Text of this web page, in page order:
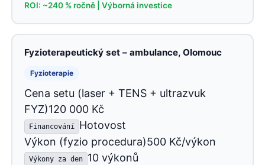
ROI: ~240 % ročně | Výborná investice
Fyzioterapeutický set – ambulance, Olomouc
Fyzioterapie
Cena setu (laser + TENS + ultrazvuk
FYZ)120 000 Kč
Financování
Hotovost
Výkon (fyzio procedura)500 Kč/výkon
Výkony za den 10 výkonů